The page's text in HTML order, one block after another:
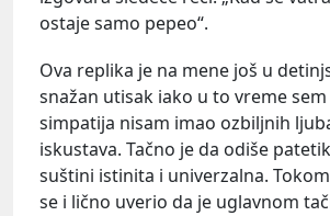
ostaje samo pepeo“.
Ova replika je na mene još u
snažan utisak iako u to vreme
simpatija nisam imao ozbiljnih
iskustava. Tačno je da odiše
suštini istinita i univerzalna.
se i lično uverio da je uglavnom